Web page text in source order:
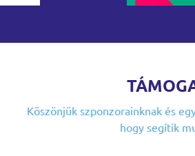
Köszönjük szponzorainknak és
hogy segítik